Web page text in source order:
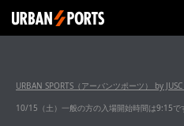
URBAN SPORTS（アーバンツポーツ） by JUSC
10/15（土）一般の方の入場開始時間は9:15で